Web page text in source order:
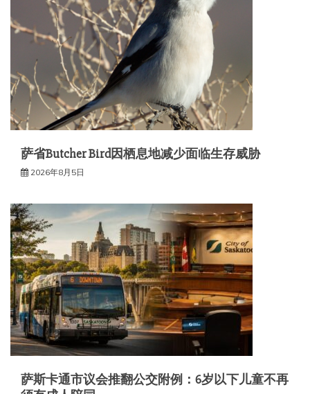
萨省Butcher Bird因栖息地减少面临生存威胁
2026年8月5日
萨斯卡通市议会推翻公交附例：6岁以下儿童不再